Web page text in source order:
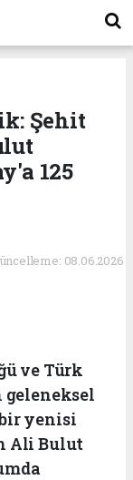
Şehit
125
08.06.2026
ve Türk
geleneksel
yenisi
Ali Bulut